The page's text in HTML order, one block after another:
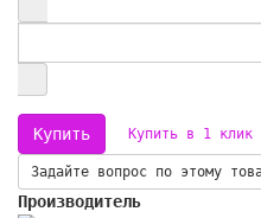
Купить в 1 клик
Задайте вопрос по этому
Производитель